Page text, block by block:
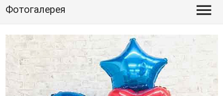
Фотогалерея 